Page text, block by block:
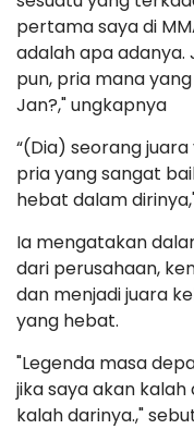
pertama saya di
adalah apa adanya.
pun, pria mana
Jan?," ungkapnya
“(Dia) seorang
pria yang sangat
hebat dalam
Ia mengatakan
dari perusahaan,
dan menjadi juara
yang hebat.
"Legenda masa
jika saya akan kalah
kalah darinya.,"